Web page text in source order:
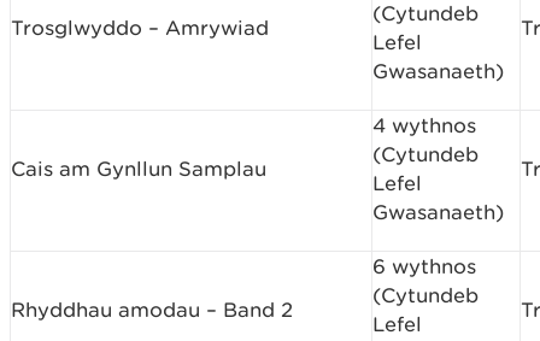
Trosglwyddo – Amrywiad
(Cytundeb
Lefel
Gwasanaeth)
Cais am Gynllun Samplau
4 wythnos
(Cytundeb
Lefel
Gwasanaeth)
Rhyddhau amodau – Band 2
6 wythnos
(Cytundeb
Lefel